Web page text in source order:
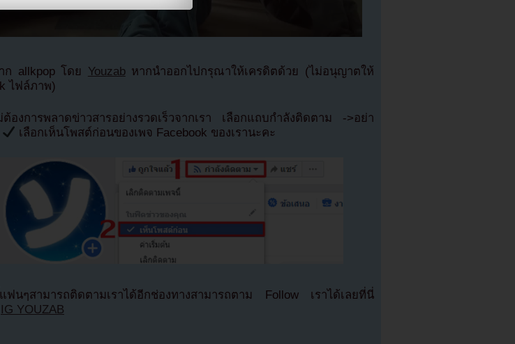
ก allkpop โดย Youzabหากนำออกไปกรุณาให้เครดิตด้วย (ไม่อนุญาตให้
ไฟล์ภาพ)
ต้องการพลาดข่าวสารอย่างรวดเร็วจากเรา เลือกแถบกำลังติดตาม ->อย่า
เลือกเห็นโพสต์ก่อนของเพจ Facebook ของเรานะคะ
ฟนๆสามารถติดตามเราได้อีกช่องทางสามารถตาม Follow เราได้เลยที่นี่
IG YOUZAB